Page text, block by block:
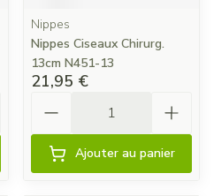
Nippes
Nippes Ciseaux Chirurg.
13cm N451-13
21,95 €
Ajouter au panier